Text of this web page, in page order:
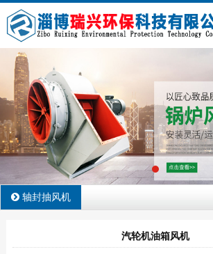
轴封抽风机
汽轮机油箱风机